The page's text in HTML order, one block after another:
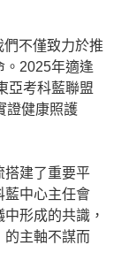
不僅致力於推
。2025年適逢
亞考科藍聯盟
證健康照護
搭建了重要平
藍中心主任會
形成的共識，
的主軸不謀而